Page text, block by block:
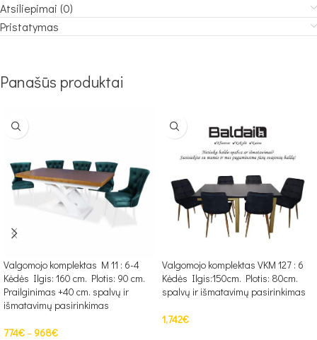
Atsiliepimai (0)
Pristatymas
Panašūs produktai
Valgomojo komplektas M 11 : 6-4
Kėdės Ilgis: 160 cm. Plotis: 90 cm.
Prailginimas +40 cm. spalvų ir
išmatavimų pasirinkimas
774€– 968€
Valgomojo komplektas VKM 127 : 6
Kėdės Ilgis:150cm. Plotis: 80cm.
spalvų ir išmatavimų pasirinkimas
1,742€